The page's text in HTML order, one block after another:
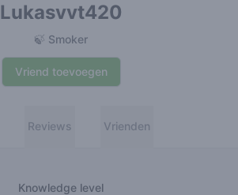
Lukasvvt420
🍃 Smoker
Vriend toevoegen
Reviews Vrienden
Knowledge level